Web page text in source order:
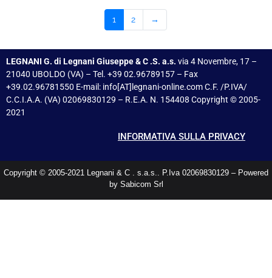
1 2 →
LEGNANI G. di Legnani Giuseppe & C .S. a.s. via 4 Novembre, 17 –
21040 UBOLDO (VA) – Tel. +39 02.96789157 – Fax
+39.02.96781550 E-mail: info[AT]legnani-online.com C.F. /P.IVA/
C.C.I.A.A. (VA) 02069830129 – R.E.A. N. 154408 Copyright © 2005-
2021
INFORMATIVA SULLA PRIVACY
Copyright © 2005-2021 Legnani & C . s.a.s.. P.Iva 02069830129 – Powered
by Sabicom Srl